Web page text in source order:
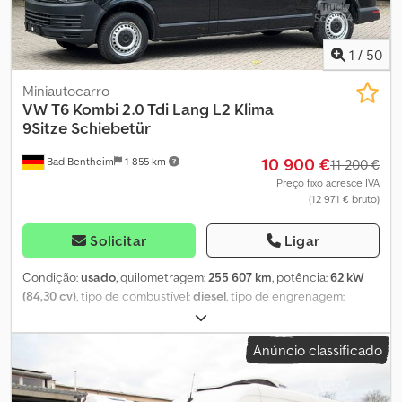
(700 kg sem travões) Interior Cor do interior: preto Estado
Número de chaves: 2 (1 controlo remoto) Cedpey Tk U Esfx Aiqsrf
Segurança do produto Fabricante: Dani Autobedrijven B.V.
Ootmarsumseweg 110 7665SE ALBERGEN, NL
1 / 50
Bad Bentheim 1 855 km
Miniautocarro
VWT6 Kombi 2.0 Tdi Lang L2 Klima
9Sitze Schiebetür
10 900 €11 200 €
Preço fixo acresce IVA
(12 971 € bruto)
Solicitar Ligar
Condição:usado, quilometragem:255 607 km, potência:62 kW
(84,30 cv), tipo de combustível:diesel, tipo de engrenagem:
07/2016
07/2028, classe de emissão:Euro 6, cor:preto, número de lugares:
ABS, ar condicionado, fecho centralizado, filtro
de partículas, programa eletrónico de estabilidade (ESP),
sistema imobilizador , * 10.900 € (preço líquido) * Volkswagen T6
Anúncio classificado